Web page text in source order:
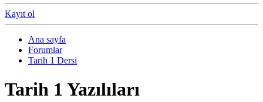
Kayıt ol
Ana sayfa
Forumlar
Tarih 1 Dersi
Tarih 1 Yazılıları